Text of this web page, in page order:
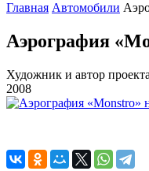
Главная Автомобили
Аэрография
Художник и автор
2008